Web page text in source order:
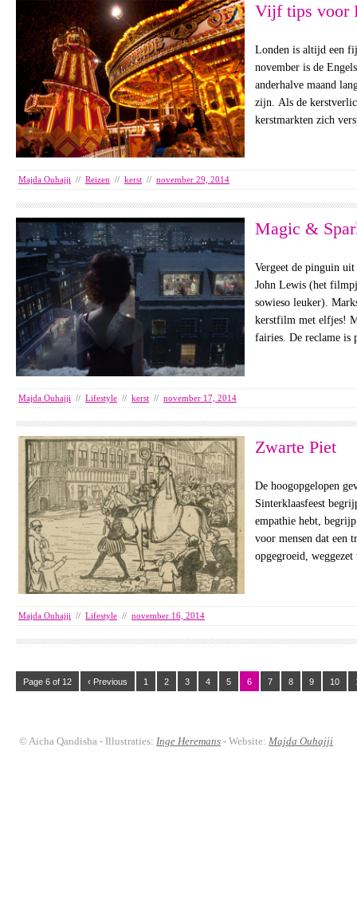
Vijf tips voor
Londen is altijd een
november is de
anderhalve maand
zijn. Als de
kerstmarkten zich
Majda Ouhajji // Reizen // kerst // november 29, 2014
Magic &
Vergeet de pinguin
John Lewis (het
sowieso leuker).
kerstfilm met elfjes!
fairies. De reclame is
Majda Ouhajji // Lifestyle // kerst // november 17, 2014
Zwarte Piet
De hoogopgelopen
Sinterklaasfeest
empathie hebt,
voor mensen dat een
opgegroeid,
Majda Ouhajji // Lifestyle // november 16, 2014
Page 6 of 12 ‹ Previous 1 2 3 4 5 6 7 8 9 10
© Aicha Qandisha - Illustraties: Inge Heremans - Website: Majda Ouhajji